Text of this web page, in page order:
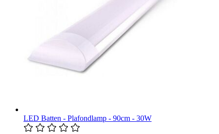
LED Batten - Plafondlamp - 90cm - 30W